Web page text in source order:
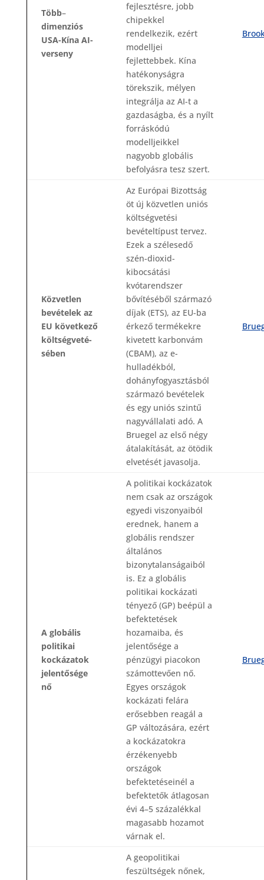
Több–
dimenziós
USA-Kína AI-
verseny
fejlesztésre, jobb
chipekkel
rendelkezik, ezért
modelljei
fejlettebbek. Kína
hatékonyságra
törekszik, mélyen
integrálja az AI-t a
gazdaságba, és a nyílt
forráskódú
modelljeikkel
nagyobb globális
befolyásra tesz szert.
Közvetlen
bevételek az
EU következő
költségveté-
sében
Az Európai Bizottság
öt új közvetlen uniós
költségvetési
bevételtípust tervez.
Ezek a szélesedő
szén-dioxid-
kibocsátási
kvótarendszer
bővítéséből származó
díjak (ETS), az EU-ba
érkező termékekre
kivetett karbonvám
(CBAM), az e-
hulladékból,
dohányfogyasztásból
származó bevételek
és egy uniós szintű
nagyvállalati adó. A
Bruegel az első négy
átalakítását, az ötödik
elvetését javasolja.
A globális
politikai
kockázatok
jelentősége
nő
A politikai kockázatok
nem csak az országok
egyedi viszonyaiból
erednek, hanem a
globális rendszer
általános
bizonytalanságaiból
is. Ez a globális
politikai kockázati
tényező (GP) beépül a
befektetések
hozamaiba, és
jelentősége a
pénzügyi piacokon
számottevően nő.
Egyes országok
kockázati felára
erősebben reagál a
GP változására, ezért
a kockázatokra
érzékenyebb
országok
befektetéseinél a
befektetők átlagosan
évi 4–5 százalékkal
magasabb hozamot
várnak el.
A geopolitikai
feszültségek nőnek,